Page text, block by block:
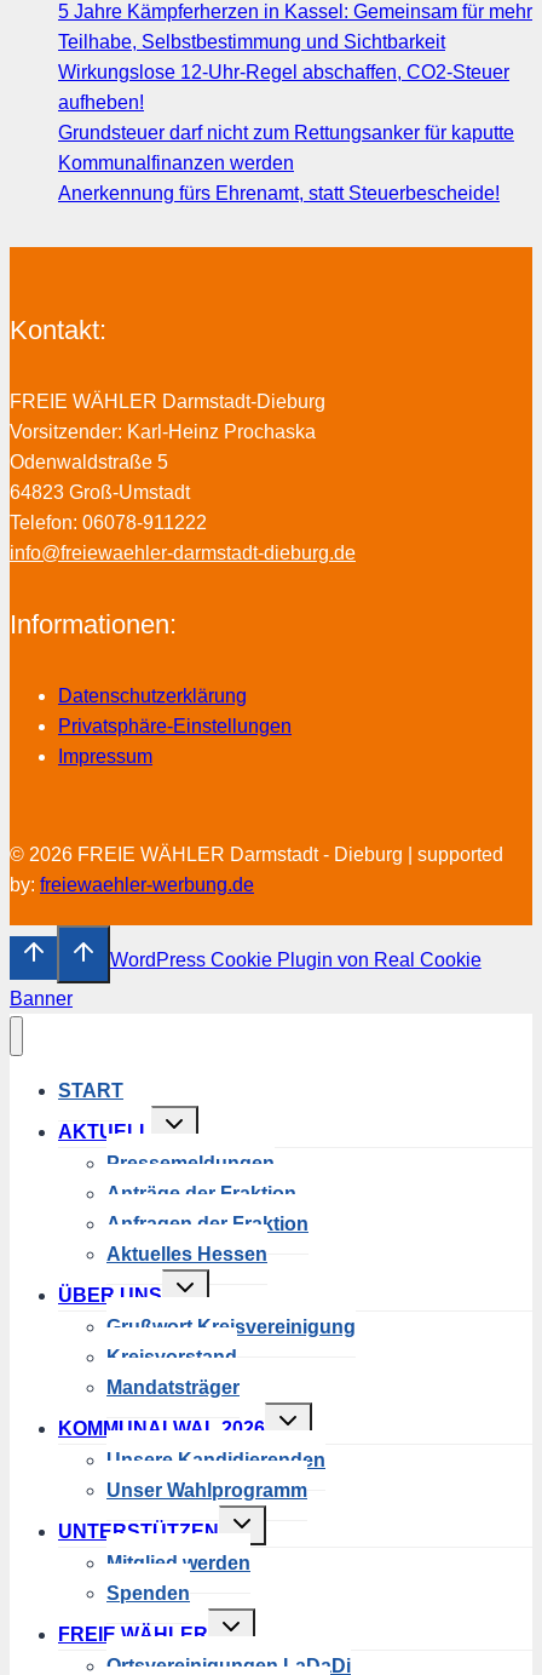
5 Jahre Kämpferherzen in Kassel: Gemeinsam für mehr
Teilhabe, Selbstbestimmung und Sichtbarkeit
Wirkungslose 12-Uhr-Regel abschaffen, CO2-Steuer
aufheben!
Grundsteuer darf nicht zum Rettungsanker für kaputte
Kommunalfinanzen werden
Anerkennung fürs Ehrenamt, statt Steuerbescheide!
Kontakt:
FREIE WÄHLER Darmstadt-Dieburg
Vorsitzender: Karl-Heinz Prochaska
Odenwaldstraße 5
64823 Groß-Umstadt
Telefon: 06078-911222
info@freiewaehler-darmstadt-dieburg.de
Informationen:
Datenschutzerklärung
Privatsphäre-Einstellungen
Impressum
© 2026 FREIE WÄHLER Darmstadt - Dieburg | supported
by: freiewaehler-werbung.de
WordPress Cookie Plugin von Real Cookie
Banner
START
AKTUELL
Untermenü
umschalten
Pressemeldungen
Anträge der Fraktion
Anfragen der Fraktion
Aktuelles Hessen
ÜBER UNS
Untermenü
umschalten
Grußwort Kreisvereinigung
Kreisvorstand
Mandatsträger
KOMMUNALWAL 2026
Untermenü
umschalten
Unsere Kandidierenden
Unser Wahlprogramm
UNTERSTÜTZEN
Untermenü
umschalten
Mitglied werden
Spenden
FREIE WÄHLER
Untermenü
umschalten
Ortsvereinigungen LaDaDi